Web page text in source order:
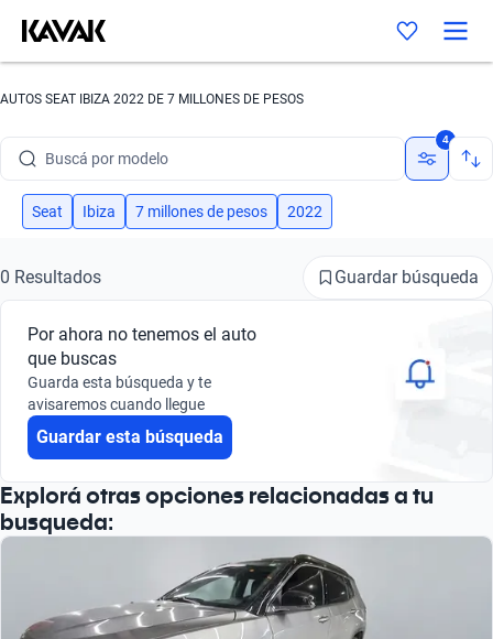
AUTOS SEAT IBIZA 2022 DE 7 MILLONES DE PESOS
Buscá por modelo
Buscá por versión
Buscá por marca
Buscá por modelo
Buscá por versión
4
Seat Ibiza 7 millones de pesos 2022
0 Resultados Guardar búsqueda
Por ahora no tenemos el auto
que buscas
Guarda esta búsqueda y te
avisaremos cuando llegue
Guardar esta búsqueda
Explorá otras opciones relacionadas a tu
busqueda: